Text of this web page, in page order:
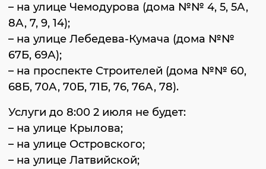
– на улице Чемодурова (дома №№ 4, 5, 5А,
8А, 7, 9, 14);
– на улице Лебедева-Кумача (дома №№
67Б, 69А);
– на проспекте Строителей (дома №№ 60,
68Б, 70А, 70Б, 71Б, 76, 76А, 78).
Услуги до 8:00 2 июля не будет:
– на улице Крылова;
– на улице Островского;
– на улице Латвийской;